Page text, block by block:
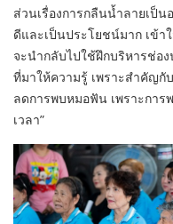
ส่วนเรื่องการกลืนน้ำลายเป็
ดีและเป็นประโยชน์มาก เข้า
จะนำกลับไปใช้ฝึกบริหารช่อ
ที่มาให้ความรู้ เพราะสำคัญกั
ลดการพบหมอฟัน เพราะกา
เวลา”